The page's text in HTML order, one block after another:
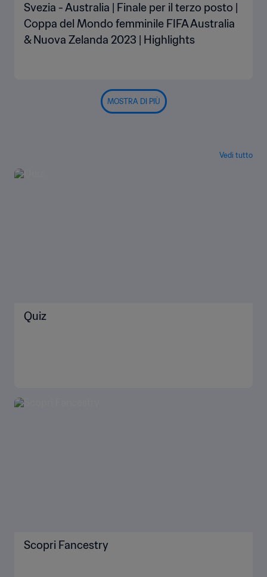
Svezia - Australia | Finale per il terzo posto |
Coppa del Mondo femminile FIFA Australia
& Nuova Zelanda 2023 | Highlights
MOSTRA DI PIÙ
Vedi tutto
Quiz
Scopri Fancestry